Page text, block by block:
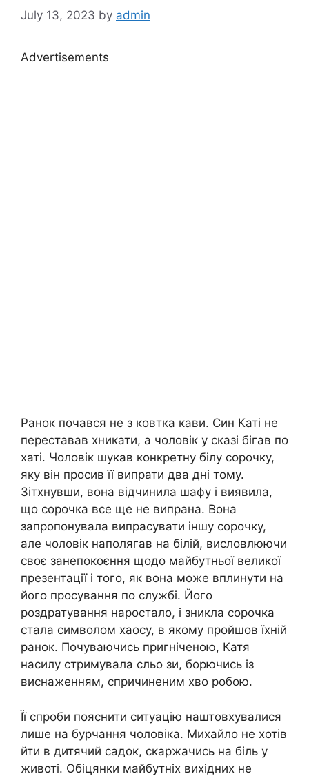
July 13, 2023 by admin
Advertisements
Ранок почався не з ковтка кави. Син Каті не
переставав хникати, а чоловік у сказі бігав по
хаті. Чоловік шукав конкретну білу сорочку,
яку він просив її випрати два дні тому.
Зітхнувши, вона відчинила шафу і виявила,
що сорочка все ще не випрана. Вона
запропонувала випрасувати іншу сорочку,
але чоловік наполягав на білій, висловлюючи
своє занепокоєння щодо майбутньої великої
презентації і того, як вона може вплинути на
його просування по службі. Його
роздратування наростало, і зникла сорочка
стала символом хаосу, в якому пройшов їхній
ранок. Почуваючись пригніченою, Катя
насилу стримувала сльо зи, борючись із
виснаженням, спричиненим хво робою.
Її спроби пояснити ситуацію наштовхувалися
лише на бурчання чоловіка. Михайло не хотів
йти в дитячий садок, скаржачись на біль у
животі. Обіцянки майбутніх вихідних не